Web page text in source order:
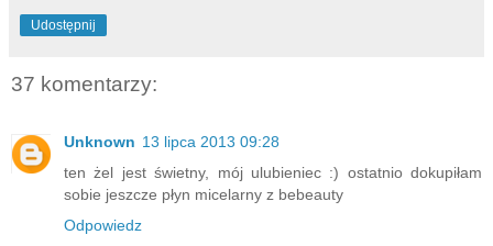
Udostępnij
37 komentarzy:
Unknown 13 lipca 2013 09:28
ten żel jest świetny, mój ulubieniec :) ostatnio dokupiłam
sobie jeszcze płyn micelarny z bebeauty
Odpowiedz